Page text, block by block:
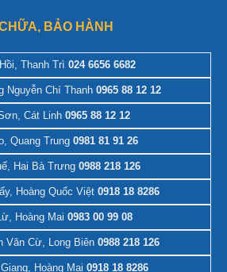
BẢO HÀNH
Thanh Trì 024 6656 6682
Chí Thanh 0965 88 12 12
Cát Linh 0965 88 12 12
Quang Trung0981 81 91 26
Hai Bà Trưng0988 218 126
Hoàng Quốc Việt 0918 18 8286
Hoàng Mai 0983 00 99 08
Văn Cừ, Long Biên0988 218 126
Hoàng Mai 0918 18 8286